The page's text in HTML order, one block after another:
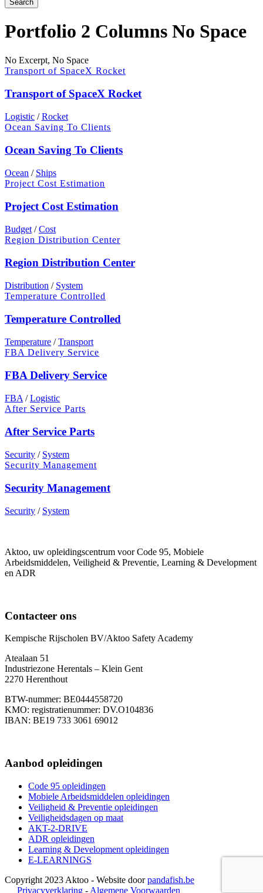
Portfolio 2 Columns No Space
No Excerpt, No Space
Transport of SpaceX Rocket
Transport of SpaceX Rocket
Logistic / Rocket
Ocean Saving To Clients
Ocean Saving To Clients
Ocean / Ships
Project Cost Estimation
Project Cost Estimation
Budget / Cost
Region Distribution Center
Region Distribution Center
Distribution / System
Temperature Controlled
Temperature Controlled
Temperature / Transport
FBA Delivery Service
FBA Delivery Service
FBA / Logistic
After Service Parts
After Service Parts
Security / System
Security Management
Security Management
Security / System
Aktoo, uw opleidingscentrum voor Code 95, Mobiele
Arbeidsmiddelen, Veiligheid & Preventie, Learning & Development
en ADR
Contacteer ons
Kempische Rijscholen BV/Aktoo Safety Academy
Atealaan 51
Industriezone Herentals – Klein Gent
2270 Herenthout
BTW-nummer: BE0444558720
KMO: registratienummer: DV.O104836
IBAN: BE19 733 3061 69012
Aanbod opleidingen
Code 95 opleidingen
Mobiele Arbeidsmiddelen opleidingen
Veiligheid & Preventie opleidingen
Veiligheidsdagen op maat
AKT-2-DRIVE
ADR opleidingen
Learning & Development opleidingen
E-LEARNINGS
Copyright 2023 Aktoo - Website doorpandafish.be
Privacyverklaring - Algemene Voorwaarden